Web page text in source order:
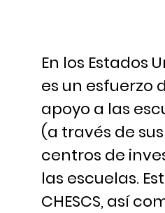
En los Estados
es un esfuerzo
apoyo a las
(a través de
centros de
las escuelas.
CHESCS, así